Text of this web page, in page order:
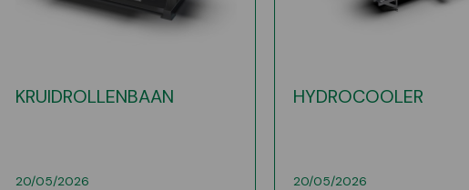
KRUIDROLLENBAAN
20/05/2026
HYDROCOOLER
20/05/2026